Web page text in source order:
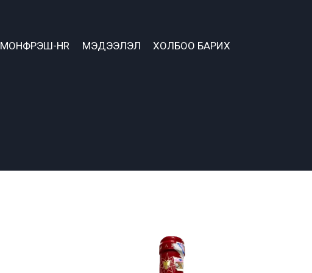
МОНФРЭШ-HR МЭДЭЭЛЭЛ ХОЛБОО БАРИХ